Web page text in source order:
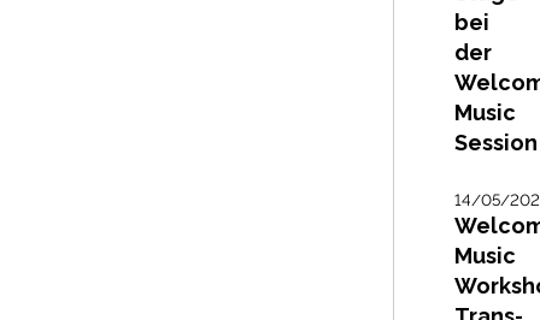
bei
der
Music
Session
14/05/
Music